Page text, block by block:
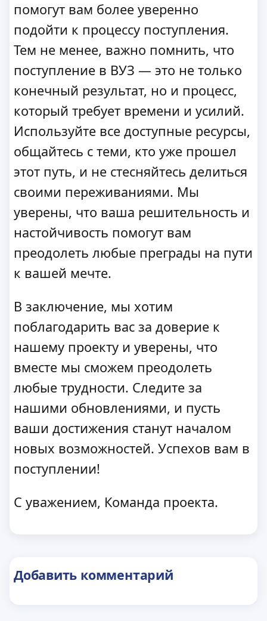
помогут вам более уверенно
подойти к процессу поступления.
Тем не менее, важно помнить, что
поступление в ВУЗ — это не только
конечный результат, но и процесс,
который требует времени и усилий.
Используйте все доступные ресурсы,
общайтесь с теми, кто уже прошел
этот путь, и не стесняйтесь делиться
своими переживаниями. Мы
уверены, что ваша решительность и
настойчивость помогут вам
преодолеть любые преграды на пути
к вашей мечте.
В заключение, мы хотим
поблагодарить вас за доверие к
нашему проекту и уверены, что
вместе мы сможем преодолеть
любые трудности. Следите за
нашими обновлениями, и пусть
ваши достижения станут началом
новых возможностей. Успехов вам в
поступлении!
С уважением, Команда проекта.
Добавить комментарий